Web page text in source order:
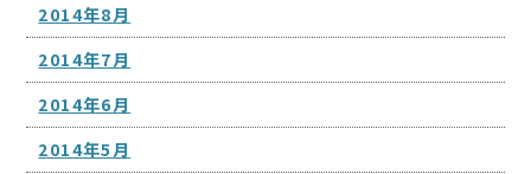
2014年8月
2014年7月
2014年6月
2014年5月